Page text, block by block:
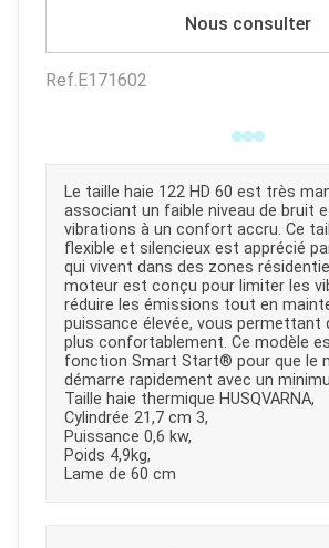
Le taille haie 122 HD 60 est très
associant un faible niveau de bruit
vibrations à un confort accru. Ce
flexible et silencieux est apprécié
qui vivent dans des zones
moteur est conçu pour limiter les
réduire les émissions tout en
puissance élevée, vous permettant
plus confortablement. Ce modèle
fonction Smart Start® pour que le
démarre rapidement avec un
Taille haie thermique HUSQVARNA,
Cylindrée 21,7 cm 3,
Puissance 0,6 kw,
Poids 4,9kg,
Lame de 60 cm
Nous consulter
Ref. E171602